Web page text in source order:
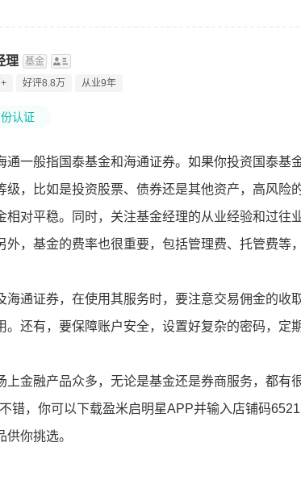
理 基金
好评8.8万 从业9年
认证
通一般指国泰基金和海通证券。如果你投资国泰基
级，比如是投资股票、债券还是其他资产，高风险
相对平稳。同时，关注基金经理的从业经验和过往
外，基金的费率也很重要，包括管理费、托管费等
海通证券，在使用其服务时，要注意交易佣金的收
。还有，要保障账户安全，设置好复杂的密码，定
上金融产品众多，无论是基金还是券商服务，都有
错，你可以下载盈米启明星APP并输入店铺码
供你挑选。